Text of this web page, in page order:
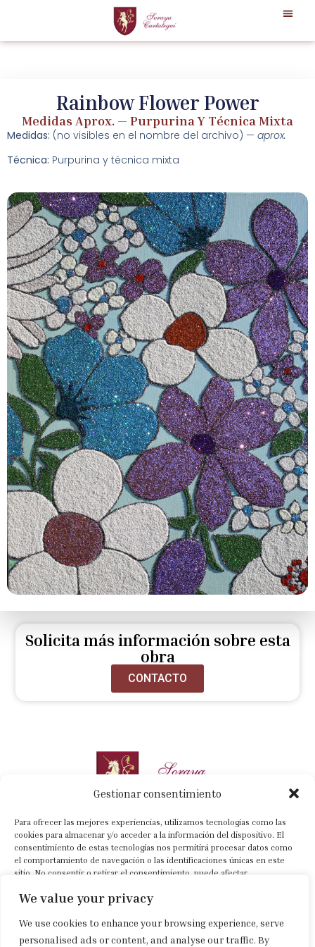
We value your privacy
We use cookies to enhance your browsing experience, serve
personalised ads or content, and analyse our traffic. By
Gestionar consentimiento
Para ofrecer las mejores experiencias, utilizamos tecnologías como las
cookies para almacenar y/o acceder a la información del dispositivo. El
consentimiento de estas tecnologías nos permitirá procesar datos como
el comportamiento de navegación o las identificaciones únicas en este
sitio. No consentir o retirar el consentimiento, puede afectar
Aceptar
Rainbow Flower Power
Medidas Aprox. — Purpurina Y Técnica Mixta
Medidas: (no visibles en el nombre del archivo) — aprox.
Técnica: Purpurina y técnica mixta
Solicita más información sobre esta
obra
CONTACTO
+34 630 022 318
info@sorayacartategui.com